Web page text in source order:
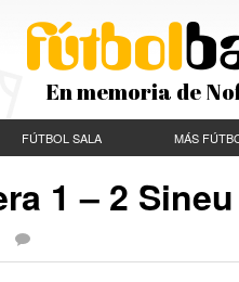
En memoria de
FÚTBOL SALA MÁS
1 – 2 Sineu